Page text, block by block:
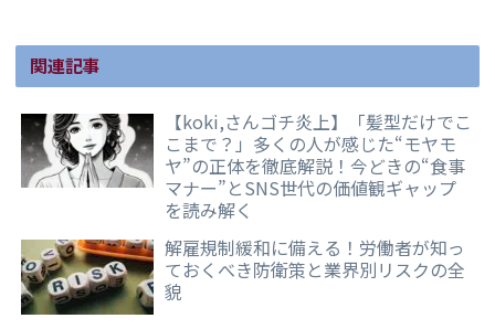
関連記事
【koki,さんゴチ炎上】「髪型だけでこ
こまで？」多くの人が感じた“モヤモ
ヤ”の正体を徹底解説！今どきの“食事
マナー”とSNS世代の価値観ギャップ
を読み解く
解雇規制緩和に備える！労働者が知っ
ておくべき防衛策と業界別リスクの全
貌